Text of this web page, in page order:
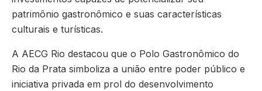
patrimônio gastronômico e suas características
culturais e turísticas.
A AECG Rio destacou que o Polo Gastronômico do
Rio da Prata simboliza a união entre poder público e
iniciativa privada em prol do desenvolvimento